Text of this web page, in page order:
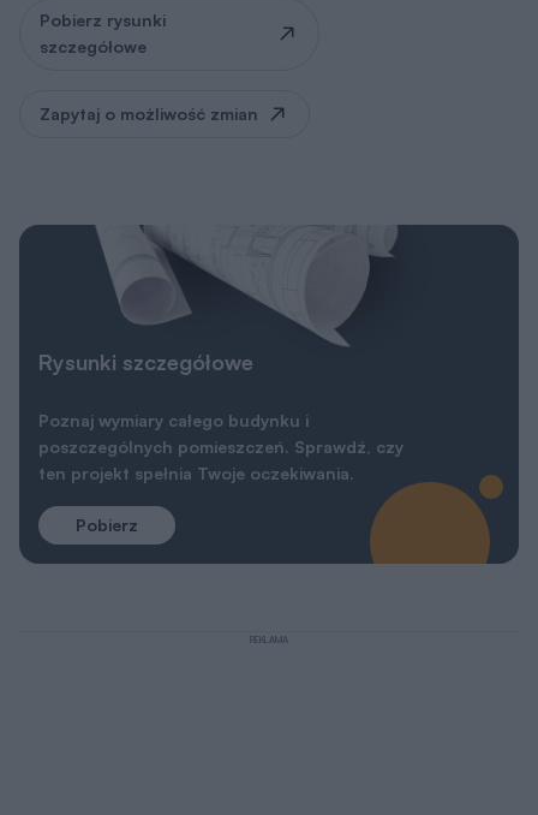
Pobierz rysunki
szczegółowe
Zapytaj o możliwość zmian
Rysunki szczegółowe
Poznaj wymiary całego budynku i
poszczególnych pomieszczeń. Sprawdź, czy
ten projekt spełnia Twoje oczekiwania.
Pobierz
REKLAMA